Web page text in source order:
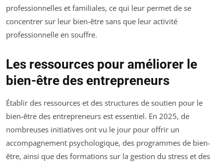
professionnelles et familiales, ce qui leur permet de se
concentrer sur leur bien-être sans que leur activité
professionnelle en souffre.
Les ressources pour améliorer le
bien-être des entrepreneurs
Établir des ressources et des structures de soutien pour le
bien-être des entrepreneurs est essentiel. En 2025, de
nombreuses initiatives ont vu le jour pour offrir un
accompagnement psychologique, des programmes de bien-
être, ainsi que des formations sur la gestion du stress et des